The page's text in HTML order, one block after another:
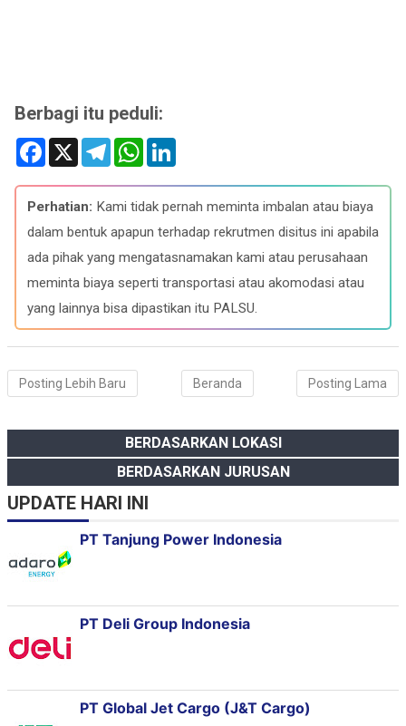
Berbagi itu peduli:
F
e
b
o
o
X
T
e
e
g
r
a
W
t
s
A
p
k
e
d
I
Perhatian: Kami tidak pernah meminta imbalan atau biaya
dalam bentuk apapun terhadap rekrutmen disitus ini apabila
ada pihak yang mengatasnamakan kami atau perusahaan
meminta biaya seperti transportasi atau akomodasi atau
yang lainnya bisa dipastikan itu PALSU.
Posting Lebih Baru Posting Lama
Beranda
BERDASARKAN LOKASI
BERDASARKAN JURUSAN
UPDATE HARI INI